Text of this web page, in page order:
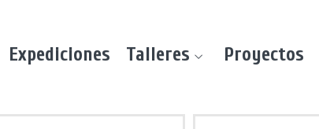
Expediciones Talleres Proyectos